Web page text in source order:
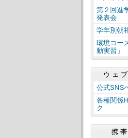
第２回進
発表会
学年別朝
環境コー
動実習」
ウェ
公式SNS
各種関係
ク
携